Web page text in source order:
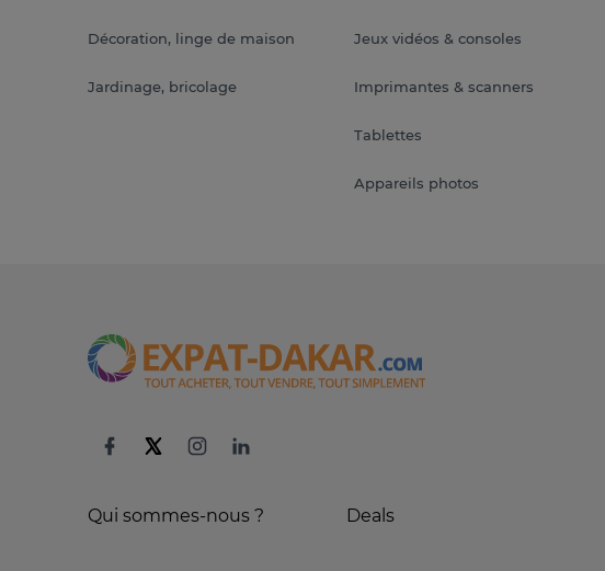
Décoration, linge de maison
Jardinage, bricolage
Jeux vidéos & consoles
Imprimantes & scanners
Tablettes
Appareils photos
Qui sommes-nous ? Deals